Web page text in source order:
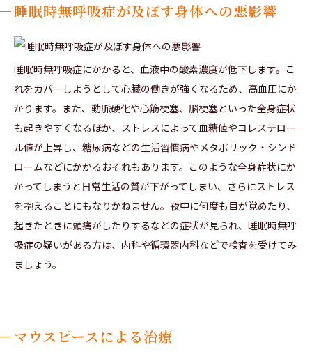
睡眠時無呼吸症が及ぼす身体への悪影響
睡眠時無呼吸症にかかると、血液中の酸素濃度が低下します。こ
れをカバーしようとして心臓の働きが強くなるため、高血圧にか
かります。また、動脈硬化や心筋梗塞、脳梗塞といった全身症状
も起きやすくなるほか、ストレスによって血糖値やコレステロー
ル値が上昇し、糖尿病などの生活習慣病やメタボリック・シンド
ロームなどにかかるおそれもあります。このような全身症状にか
かってしまうと日常生活の質が下がってしまい、さらにストレス
を抱えることにもなりかねません。夜中に何度も目が覚めたり、
起きたときに頭痛がしたりするなどの症状が見られ、睡眠時無呼
吸症の疑いがある方は、内科や循環器内科などで検査を受けてみ
ましょう。
マウスピースによる治療